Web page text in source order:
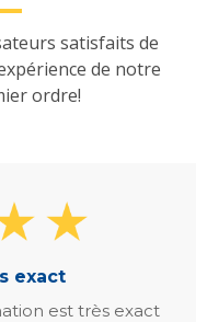
satisfaits de
de notre
ordre!
exact
est très exact